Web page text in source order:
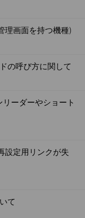
理画面を持つ機種)
の呼び方に関して
ーダーやショート
設定用リンクが失
て